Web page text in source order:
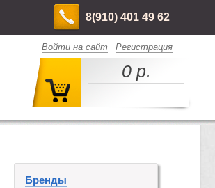
8(910) 401 49 62
Войти на сайт Регистрация
0 р.
Бренды